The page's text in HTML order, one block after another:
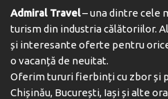
Admiral Travel– una dintre cele
turism din industria călătoriilor.
și interesante oferte pentru
o vacanță de neuitat.
Oferim tururi fierbinți cu zbor și
Chișinău, București, Iași și alte